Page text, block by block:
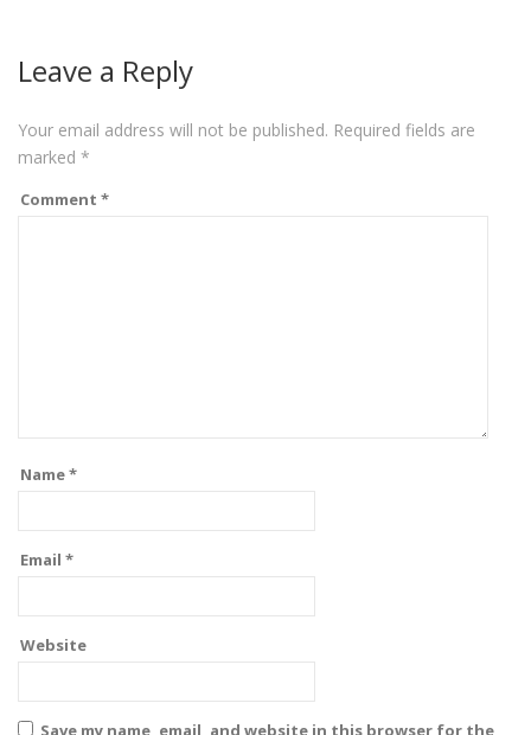
Leave a Reply
Your email address will not be published. Required fields are
marked *
Comment *
Name*
Email *
Website
Save my name, email, and website in this browser for the